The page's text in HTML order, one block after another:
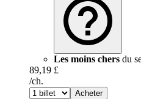
Les moins chers du
89,19 £
/ch.
Acheter